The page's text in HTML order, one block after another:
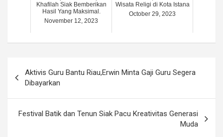
Khafilah Siak Bemberikan
Hasil Yang Maksimal.
November 12, 2023
Wisata Religi di Kota Istana
October 29, 2023
navigation
Aktivis Guru Bantu Riau,Erwin Minta Gaji Guru Segera
Dibayarkan
Festival Batik dan Tenun Siak Pacu Kreativitas Generasi
Muda